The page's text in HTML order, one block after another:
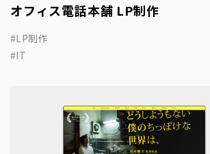
オフィス電話本舗 LP制作
LP制作
IT